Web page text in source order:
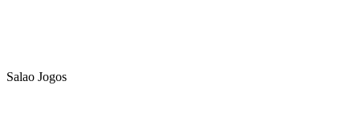
Salao Jogos